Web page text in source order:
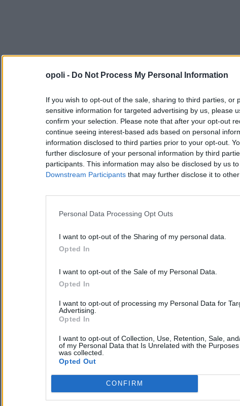
opoli - Do Not Process My Personal Information
If you wish to opt-out of the sale, sharing to third parties, or
sensitive information for targeted advertising by us, please
confirm your selection. Please note that after your opt-out
continue seeing interest-based ads based on personal
information disclosed to third parties prior to your opt-out.
further disclosure of your personal information by third
participants. This information may also be disclosed by us
Downstream Participants that may further disclose it to
Personal Data Processing Opt Outs
I want to opt-out of the Sharing of my personal data.
Opted In
I want to opt-out of the Sale of my Personal Data.
Opted In
I want to opt-out of processing my Personal Data for
Advertising.
Opted In
I want to opt-out of Collection, Use, Retention, Sale,
of my Personal Data that Is Unrelated with the
was collected.
Opted Out
CONFIRM